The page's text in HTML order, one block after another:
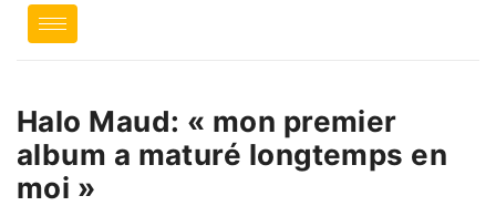
Halo Maud: « mon premier
album a maturé longtemps en
moi »